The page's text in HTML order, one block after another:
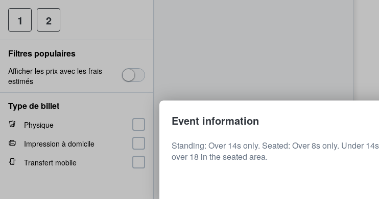
1 2
Filtres populaires
Afficher les prix avec les frais
estimés
Type de billet
Physique
Impression à domicile
Transfert mobile
Event information
Standing: Over 14s only. Seated: Over 8s only. Under
over 18 in the seated area.